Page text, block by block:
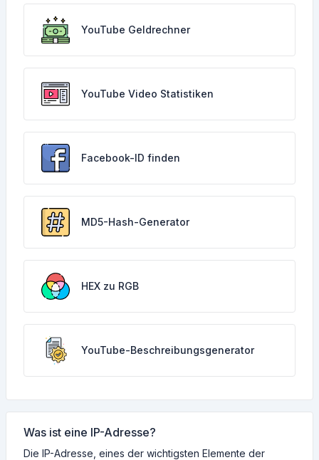
YouTube Geldrechner
YouTube Video Statistiken
Facebook-ID finden
MD5-Hash-Generator
HEX zu RGB
YouTube-Beschreibungsgenerator
Was ist eine IP-Adresse?
Die IP-Adresse, eines der wichtigsten Elemente der